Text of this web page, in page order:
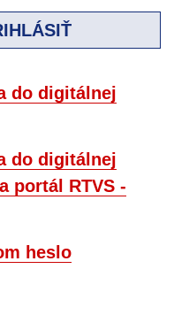
do digitálnej
do digitálnej
portál RTVS -
heslo